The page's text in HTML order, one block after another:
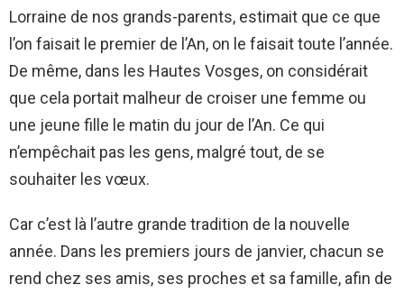
Lorraine de nos grands-parents, estimait que ce que
l’on faisait le premier de l’An, on le faisait toute l’année.
De même, dans les Hautes Vosges, on considérait
que cela portait malheur de croiser une femme ou
une jeune fille le matin du jour de l’An. Ce qui
n’empêchait pas les gens, malgré tout, de se
souhaiter les vœux.
Car c’est là l’autre grande tradition de la nouvelle
année. Dans les premiers jours de janvier, chacun se
rend chez ses amis, ses proches et sa famille, afin de